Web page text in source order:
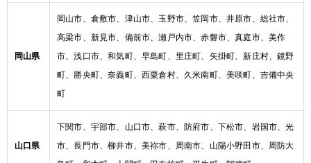
岡山県
岡山市、倉敷市、津山市、玉野市、笠岡市、井原市、総社市、
高梁市、新見市、備前市、瀬戸内市、赤磐市、真庭市、美作
市、浅口市、和気町、早島町、里庄町、矢掛町、新庄村、鏡野
町、勝央町、奈義町、西粟倉村、久米南町、美咲町、吉備中央
町
山口県
下関市、宇部市、山口市、萩市、防府市、下松市、岩国市、光
市、長門市、柳井市、美祢市、周南市、山陽小野田市、周防大